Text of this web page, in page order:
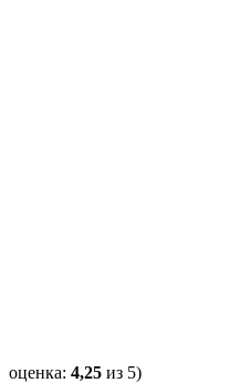
оценка: 4,25 из 5)